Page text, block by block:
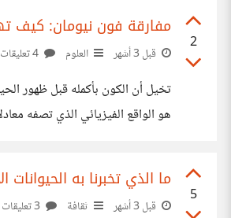
2
مفارقة فون نيومان: كيف
قبل 3 أشهر العلوم
تخيل أن الكون بأكمله قبل ظهور
هو الواقع الفيزيائي الذي تصفه
5
ما الذي تخبرنا به الحيوانات
قبل 3 أشهر ثقافة